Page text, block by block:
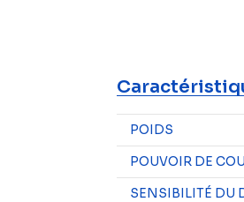
POIDS
POUVOIR DE
SENSIBILITÉ DU